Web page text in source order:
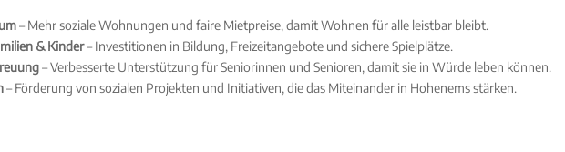
– Mehr soziale Wohnungen und faire Mietpreise, damit Wohnen für alle leistbar bleibt.
& Kinder– Investitionen in Bildung, Freizeitangebote und sichere Spielplätze.
– Verbesserte Unterstützung für Seniorinnen und Senioren, damit sie in Würde leben können.
– Förderung von sozialen Projekten und Initiativen, die das Miteinander in Hohenems stärken.